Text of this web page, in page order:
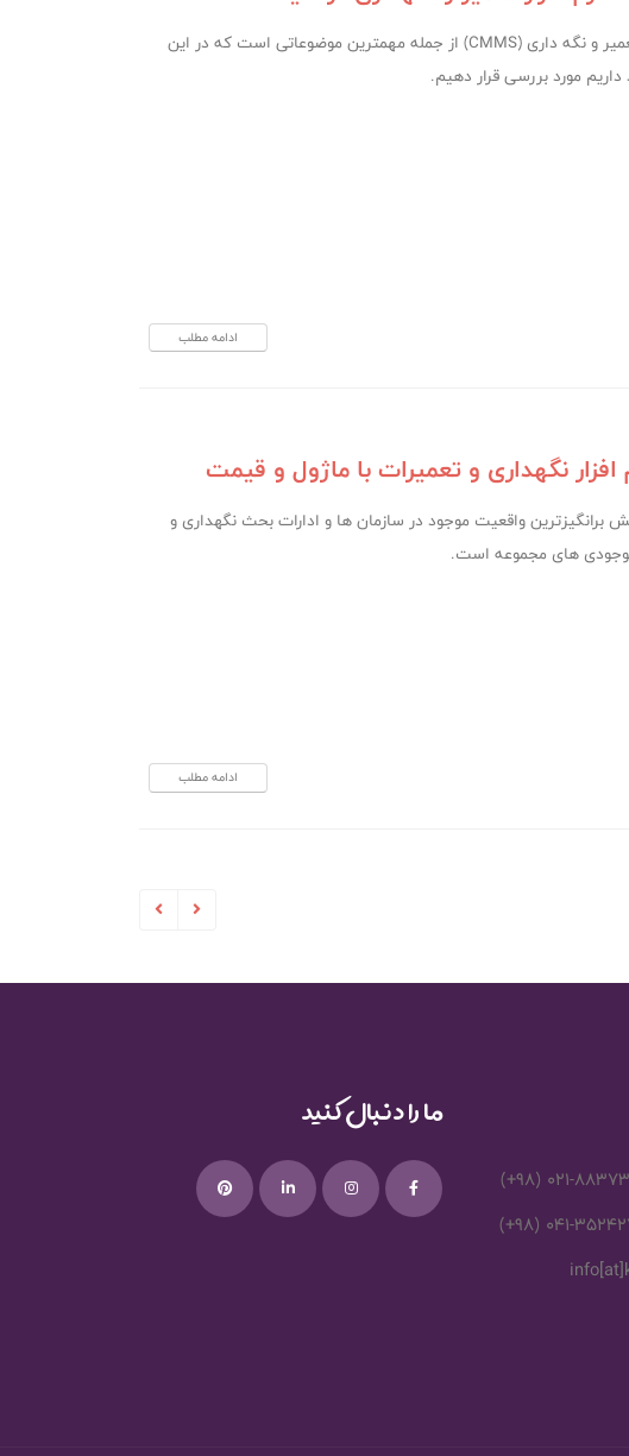
نرم افزار تعمیر و نگه داری (CMMS) از جمله مهمترین موضوعاتی است که در این
مورد بررسی قرار دهیم.
ادامه مطلب
افزار نگهداری و تعمیرات با ماژول و قیمت
برانگیزترین واقعیت موجود در سازمان ها و ادارات بحث نگهداری و
های مجموعه است.
ادامه مطلب
(+98) 021-
(+98) 041-
ما را دنبال کنید